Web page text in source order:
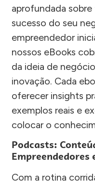
aprofundada sobre
sucesso do seu
empreendedor
nossos eBooks
da ideia de
inovação. Cada
oferecer insights
exemplos reais e
colocar o
Podcasts:
Empreendedores
Com a rotina